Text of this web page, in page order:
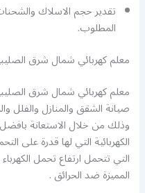
تقدير حجم الاسلاك
المطلوب.
معلم كهربائي شمال شرق
معلم كهربائي شمال شرق
صيانة الشقق والمنازل والفلل
وذلك من خلال الاستعانة
الكهربائية التي لها قدرة على
التي تتحمل ارتفاع تحمل
المميزة ضد الحرائق .